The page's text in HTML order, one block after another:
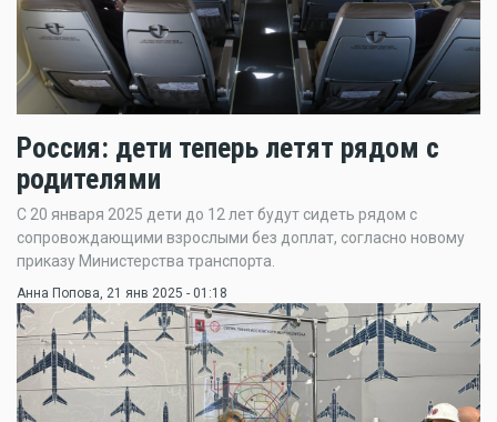
Россия: дети теперь летят рядом с
родителями
С 20 января 2025 дети до 12 лет будут сидеть рядом с
сопровождающими взрослыми без доплат, согласно новому
приказу Министерства транспорта.
Анна Попова, 21 янв 2025 - 01:18